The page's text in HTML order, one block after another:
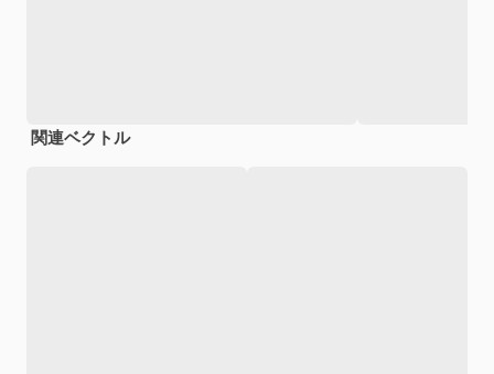
関連ベクトル